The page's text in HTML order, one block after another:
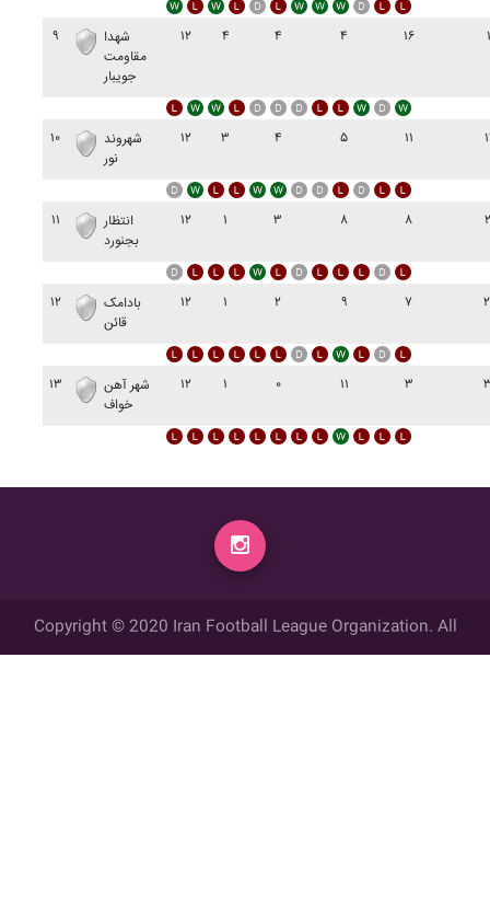
۹
شهدا
مقاومت
جويبار
۱۲ ۴ ۴ ۴ ۱۶
۱۰
شهروند
نور
۱۲ ۳ ۴ ۵ ۱۱
۱۱
انتظار
بجنورد
۱۲ ۱ ۳ ۸ ۸
۱۲
بادامک
قائن
۱۲ ۱ ۲ ۹ ۷
۱۳
شهر آهن
خواف
۱۲ ۱ ۰ ۱۱ ۳
Copyright © 2020 Iran Football League Organization. All